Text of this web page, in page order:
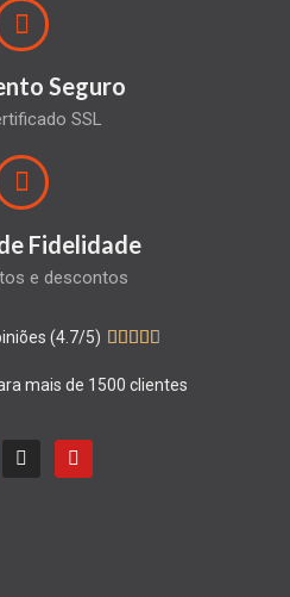
Seguro
SSL
Fidelidade
e descontos
(4.7/5)     
mais de 1500 clientes